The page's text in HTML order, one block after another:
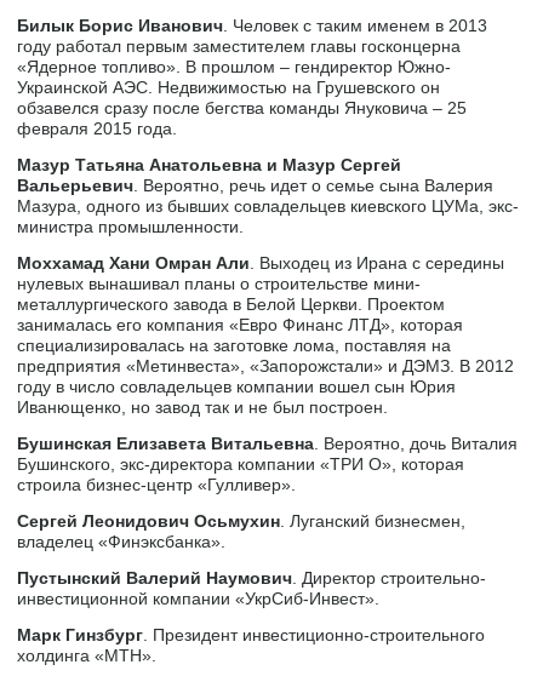
Билык Борис Иванович . Человек с таким именем в 2013
году работал первым заместителем главы госконцерна
«Ядерное топливо». В прошлом – гендиректор Южно-
Украинской АЭС. Недвижимостью на Грушевского он
обзавелся сразу после бегства команды Януковича – 25
февраля 2015 года.
Мазур Татьяна Анатольевна и Мазур Сергей
Вальерьевич . Вероятно, речь идет о семье сына Валерия
Мазура, одного из бывших совладельцев киевского ЦУМа, экс-
министра промышленности.
Моххамад Хани Омран Али . Выходец из Ирана с середины
нулевых вынашивал планы о строительстве мини-
металлургического завода в Белой Церкви. Проектом
занималась его компания «Евро Финанс ЛТД», которая
специализировалась на заготовке лома, поставляя на
предприятия «Метинвеста», «Запорожстали» и ДЭМЗ. В 2012
году в число совладельцев компании вошел сын Юрия
Иванющенко, но завод так и не был построен.
Бушинская Елизавета Витальевна . Вероятно, дочь Виталия
Бушинского, экс-директора компании «ТРИ О», которая
строила бизнес-центр «Гулливер».
Сергей Леонидович Осьмухин . Луганский бизнесмен,
владелец «Финэксбанка».
Пустынский Валерий Наумович . Директор строительно-
инвестиционной компании «УкрСиб-Инвест».
Марк Гинзбург . Президент инвестиционно-строительного
холдинга «МТН».